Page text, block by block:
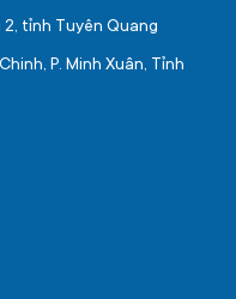
2, tỉnh Tuyên Quang
P. Minh Xuân, Tỉnh